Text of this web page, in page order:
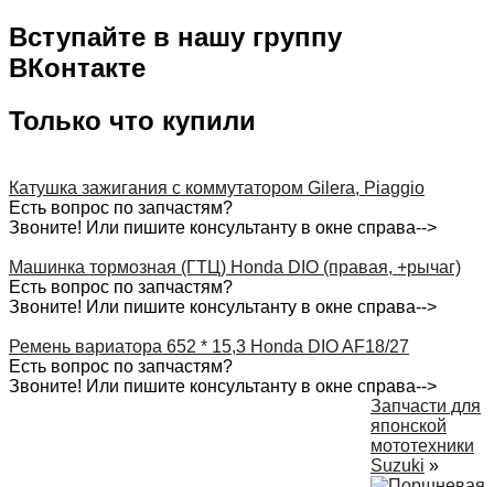
Вступайте в нашу группу
ВКонтакте
Только что купили
Катушка зажигания с коммутатором Gilera, Piaggio
Есть вопрос по запчастям?
Звоните! Или пишите консультанту в окне справа-->
Машинка тормозная (ГТЦ) Honda DIO (правая, +рычаг)
Есть вопрос по запчастям?
Звоните! Или пишите консультанту в окне справа-->
Ремень вариатора 652 * 15,3 Honda DIO AF18/27
Есть вопрос по запчастям?
Звоните! Или пишите консультанту в окне справа-->
Запчасти для
японской
мототехники
Suzuki »